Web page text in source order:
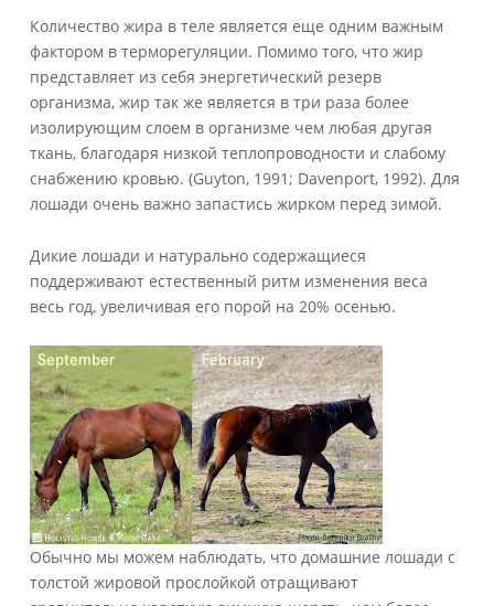
Количество жира в теле является еще одним важным
фактором в терморегуляции. Помимо того, что жир
представляет из себя энергетический резерв
организма, жир так же является в три раза более
изолирующим слоем в организме чем любая другая
ткань, благодаря низкой теплопроводности и слабому
снабжению кровью. (Guyton, 1991; Davenport, 1992). Для
лошади очень важно запастись жирком перед зимой.
Дикие лошади и натурально содержащиеся
поддерживают естественный ритм изменения веса
весь год, увеличивая его порой на 20% осенью.
Обычно мы можем наблюдать, что домашние лошади с
толстой жировой прослойкой отращивают